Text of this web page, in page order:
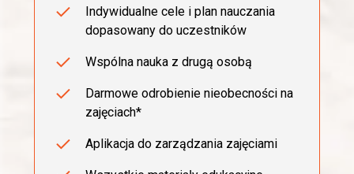
Indywidualne cele i plan nauczania
dopasowany do uczestników
Wspólna nauka z drugą osobą
Darmowe odrobienie nieobecności na
zajęciach*
Aplikacja do zarządzania zajęciami